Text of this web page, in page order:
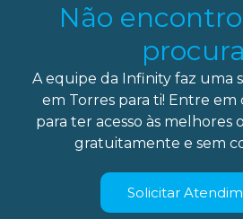
Não
A equipe da Infinity faz uma
em Torres para ti! Entre
para ter acesso às melhores
gratuitamente e sem
Solicitar